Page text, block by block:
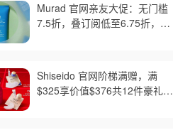
Murad 官网亲友大促：无门槛
7.5折，叠订阅低至6.75折，满
Shiseido 官网阶梯满赠，满
$325享价值$376共12件豪礼，